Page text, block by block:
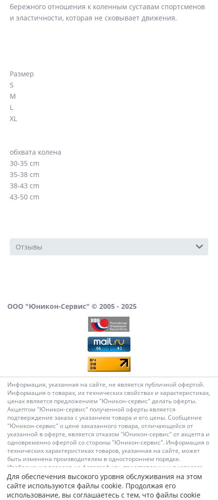
бережного отношения к коленным суставам спортсменов
и эластичности, которая не сковывает движения.
Размер
S
M
L
XL
обхвата колена
30-35 cm
35-38 cm
38-43 cm
43-50 cm
Отзывы
ООО "Юникон-Сервис" © 2005 - 2025
Информация, указанная на сайте, не является публичной офертой.
Информация о товарах, их технических свойствах и характеристиках,
ценах является предложением "Юникон-сервис" делать оферты.
Акцептом "Юникон-сервис" полученной оферты является
подтверждение заказа с указанием товара и его цены. Сообщение
"Юникон-сервис" о цене заказанного товара, отличающейся от
указанной в оферте, является отказом "Юникон-сервис" от акцепта и
одновременно офертой со стороны "Юникон-сервис". Информация о
технических характеристиках товаров, указанная на сайте, может
быть изменена производителем в одностороннем порядке.
Изображения товаров на фотографиях, представленных в каталоге
на сайте, могут отличаться от оригиналов. Информация о цене
товара, указанная в каталоге на сайте, может отличаться от
фактической к моменту оформления заказа на соответствующий
Для обеспечения высокого уровня обслуживания на этом
сайте используются файлы cookie. Продолжая его
использование, вы соглашаетесь с тем, что файлы cookie